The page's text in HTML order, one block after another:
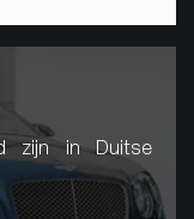
zijn in Duitse